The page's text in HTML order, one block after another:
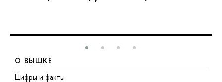
О ВЫШКЕ
Цифры и факты